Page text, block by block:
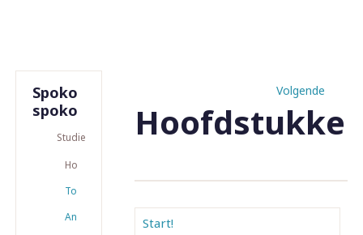
Spoko
spoko
Studiemateriaal
Hoofdstukken
Toetsen
Antwoorden
Volgende
Start!